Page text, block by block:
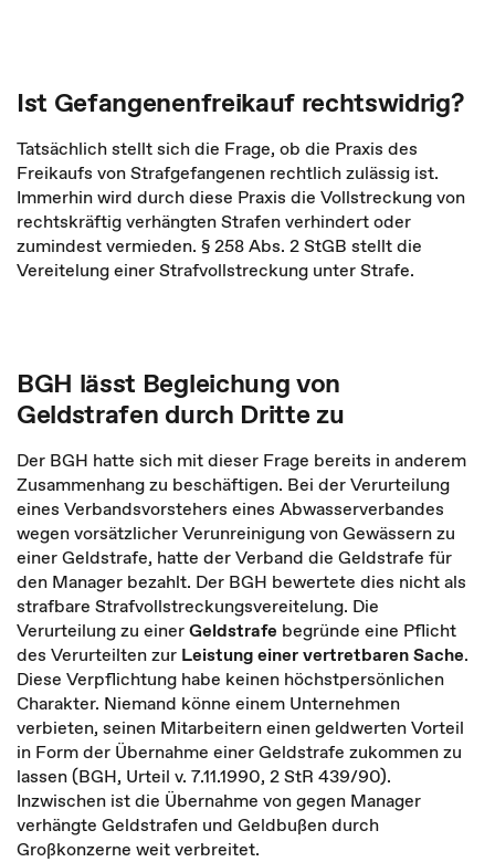
Ist Gefangenenfreikauf rechtswidrig?
Tatsächlich stellt sich die Frage, ob die Praxis des
Freikaufs von Strafgefangenen rechtlich zulässig ist.
Immerhin wird durch diese Praxis die Vollstreckung von
rechtskräftig verhängten Strafen verhindert oder
zumindest vermieden. § 258 Abs. 2 StGB stellt die
Vereitelung einer Strafvollstreckung unter Strafe.
BGH lässt Begleichung von
Geldstrafen durch Dritte zu
Der BGH hatte sich mit dieser Frage bereits in anderem
Zusammenhang zu beschäftigen. Bei der Verurteilung
eines Verbandsvorstehers eines Abwasserverbandes
wegen vorsätzlicher Verunreinigung von Gewässern zu
einer Geldstrafe, hatte der Verband die Geldstrafe für
den Manager bezahlt. Der BGH bewertete dies nicht als
strafbare Strafvollstreckungsvereitelung. Die
Verurteilung zu einerGeldstrafe begründe eine Pflicht
des Verurteilten zur Leistung einer vertretbaren Sache.
Diese Verpflichtung habe keinen höchstpersönlichen
Charakter. Niemand könne einem Unternehmen
verbieten, seinen Mitarbeitern einen geldwerten Vorteil
in Form der Übernahme einer Geldstrafe zukommen zu
lassen (BGH, Urteil v. 7.11.1990, 2 StR 439/90).
Inzwischen ist die Übernahme von gegen Manager
verhängte Geldstrafen und Geldbußen durch
Großkonzerne weit verbreitet.